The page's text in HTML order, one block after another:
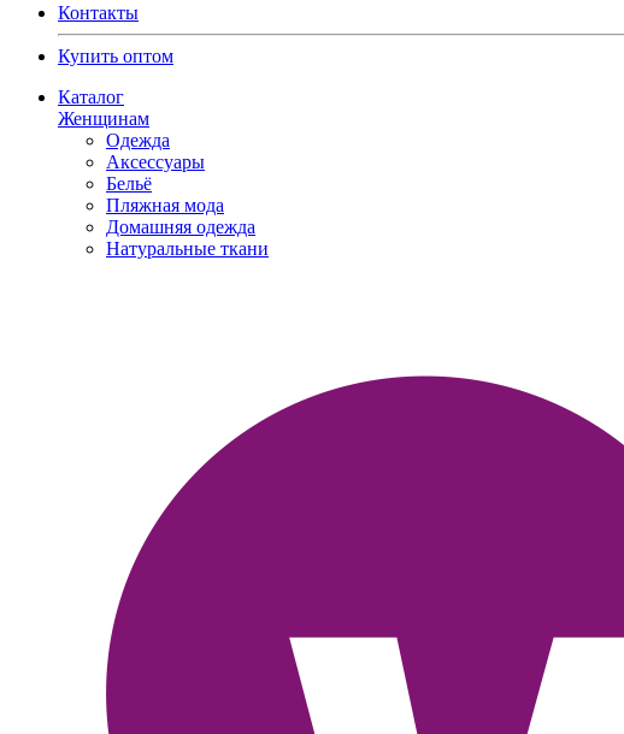
Контакты
Купить оптом
Каталог
Женщинам
Одежда
Аксессуары
Бельё
Пляжная мода
Домашняя одежда
Натуральные ткани